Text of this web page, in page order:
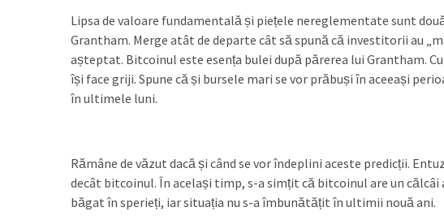
Lipsa de valoare fundamentală și piețele nereglementate sunt
Grantham. Merge atât de departe cât să spună că investitorii au
așteptat. Bitcoinul este esența bulei după părerea lui Grantham.
își face griji. Spune că și bursele mari se vor prăbuși în aceeași
în ultimele luni.
Rămâne de văzut dacă și când se vor îndeplini aceste predicții.
decât bitcoinul. În același timp, s-a simțit că bitcoinul are un călcâi
băgat în sperieți, iar situația nu s-a îmbunătățit în ultimii nouă ani.